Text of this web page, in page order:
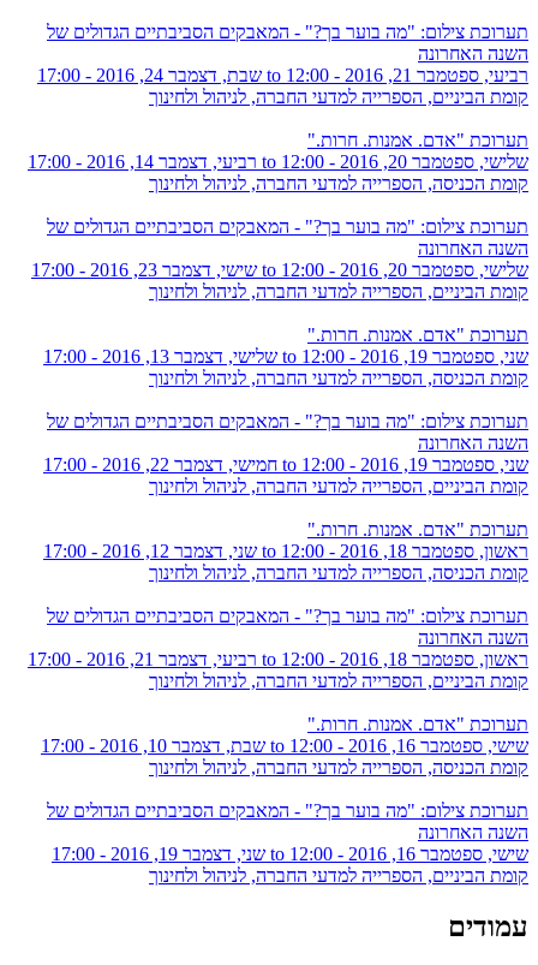
תערוכת צילום: "מה בוער בך?" - המאבקים הסביבתיים הגדולים של
השנה האחרונה
רביעי, ספטמבר 21, 2016 - 12:00
שבת, דצמבר 24, 2016 - 17:00
קומת הביניים, הספרייה למדעי החברה, לניהול ולחינוך
תערוכת "אדם. אמנות. חרות."
שלישי, ספטמבר 20, 2016 - 12:00
רביעי, דצמבר 14, 2016 - 17:00
קומת הכניסה, הספרייה למדעי החברה, לניהול ולחינוך
תערוכת צילום: "מה בוער בך?" - המאבקים הסביבתיים הגדולים של
השנה האחרונה
שלישי, ספטמבר 20, 2016 - 12:00
שישי, דצמבר 23, 2016 - 17:00
קומת הביניים, הספרייה למדעי החברה, לניהול ולחינוך
תערוכת "אדם. אמנות. חרות."
שני, ספטמבר 19, 2016 - 12:00
שלישי, דצמבר 13, 2016 - 17:00
קומת הכניסה, הספרייה למדעי החברה, לניהול ולחינוך
תערוכת צילום: "מה בוער בך?" - המאבקים הסביבתיים הגדולים של
השנה האחרונה
שני, ספטמבר 19, 2016 - 12:00
חמישי, דצמבר 22, 2016 - 17:00
קומת הביניים, הספרייה למדעי החברה, לניהול ולחינוך
תערוכת "אדם. אמנות. חרות."
ראשון, ספטמבר 18, 2016 - 12:00
שני, דצמבר 12, 2016 - 17:00
קומת הכניסה, הספרייה למדעי החברה, לניהול ולחינוך
תערוכת צילום: "מה בוער בך?" - המאבקים הסביבתיים הגדולים של
השנה האחרונה
ראשון, ספטמבר 18, 2016 - 12:00
רביעי, דצמבר 21, 2016 - 17:00
קומת הביניים, הספרייה למדעי החברה, לניהול ולחינוך
תערוכת "אדם. אמנות. חרות."
שישי, ספטמבר 16, 2016 - 12:00
שבת, דצמבר 10, 2016 - 17:00
קומת הכניסה, הספרייה למדעי החברה, לניהול ולחינוך
תערוכת צילום: "מה בוער בך?" - המאבקים הסביבתיים הגדולים של
השנה האחרונה
שישי, ספטמבר 16, 2016 - 12:00
שני, דצמבר 19, 2016 - 17:00
קומת הביניים, הספרייה למדעי החברה, לניהול ולחינוך
עמודים